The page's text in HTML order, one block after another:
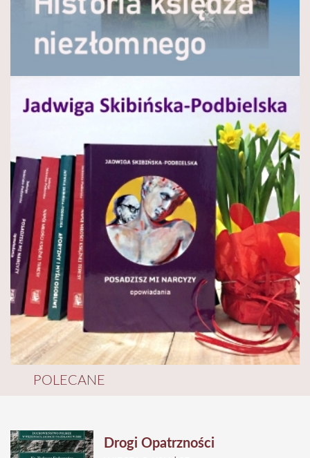
POLECANE
Drogi Opatrzności